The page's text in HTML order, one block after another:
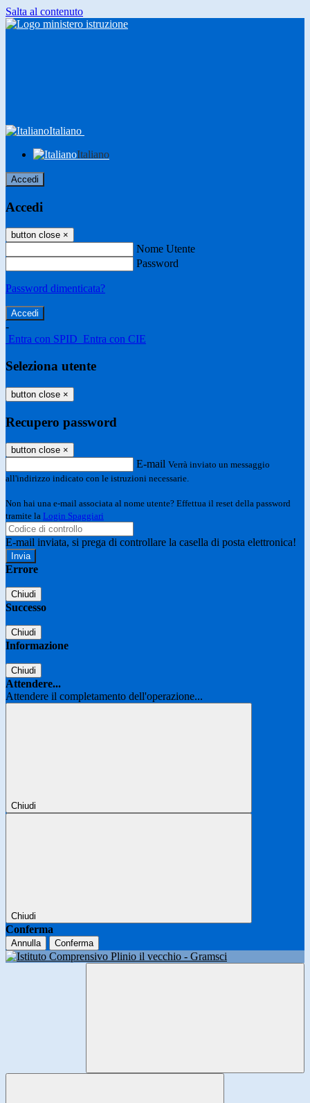
Salta al contenuto
Italiano
Italiano
Accedi
Accedi
button close ×
Nome Utente
Password
Password dimenticata?
-
Entra con SPID Entra con CIE
Seleziona utente
button close ×
Recupero password
button close ×
E-mail Verrà inviato un messaggio
all'indirizzo indicato con le istruzioni necessarie.
Non hai una e-mail associata al nome utente? Effettua il reset della password
tramite la Login Spaggiari
E-mail inviata, si prega di controllare la casella di posta elettronica!
Errore
Chiudi
Successo
Chiudi
Informazione
Chiudi
Attendere...
Attendere il completamento dell'operazione...
Chiudi
Chiudi
Conferma
Annulla Conferma